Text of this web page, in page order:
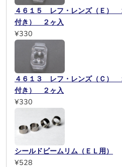
４６１５ レフ・レンズ（Ｅ）
付き） ２ヶ入
¥330
４６１３ レフ・レンズ（Ｃ）
付き） ２ヶ入
¥330
シールドビームリム（ＥＬ用）
¥528